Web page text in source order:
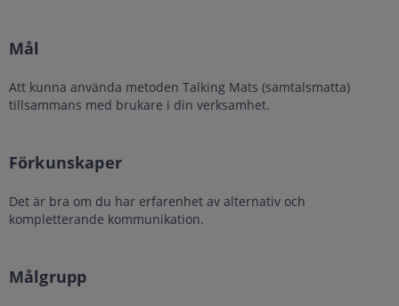
Mål
Att kunna använda metoden Talking Mats (samtalsmatta)
tillsammans med brukare i din verksamhet.
Förkunskaper
Det är bra om du har erfarenhet av alternativ och
kompletterande kommunikation.
Målgrupp